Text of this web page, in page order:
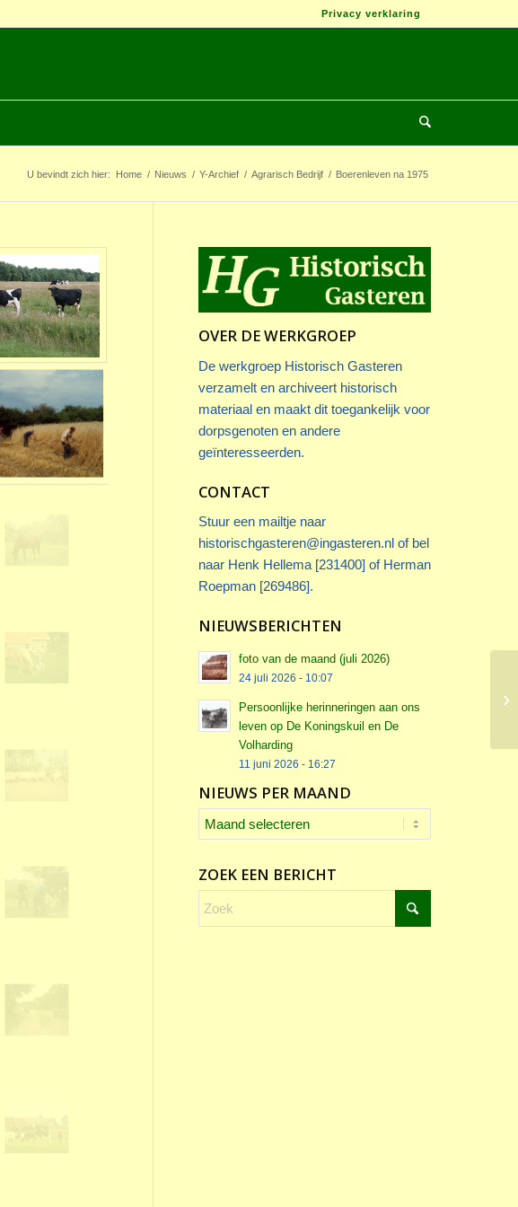
Privacy verklaring
U bevindt zich hier: Home / Nieuws / Y-Archief / Agrarisch Bedrijf / Boerenleven na 1975
OVER DE WERKGROEP
De werkgroep Historisch Gasteren
verzamelt en archiveert historisch
materiaal en maakt dit toegankelijk voor
dorpsgenoten en andere
geïnteresseerden.
CONTACT
Stuur een mailtje naar
historischgasteren@ingasteren.nlof bel
naar Henk Hellema [231400] of Herman
Roepman [269486].
NIEUWSBERICHTEN
foto van de maand (juli 2026)
24 juli 2026 - 10:07
Persoonlijke herinneringen aan ons
leven op De Koningskuil en De
Volharding
11 juni 2026 - 16:27
NIEUWS PER MAAND
ZOEK EEN BERICHT